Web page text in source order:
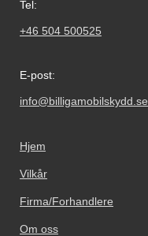
Tel:
+46 504 500525
E-post:
info@billigamobilskydd.se
Hjem
Vilkår
Firma/Forhandlere
Om oss